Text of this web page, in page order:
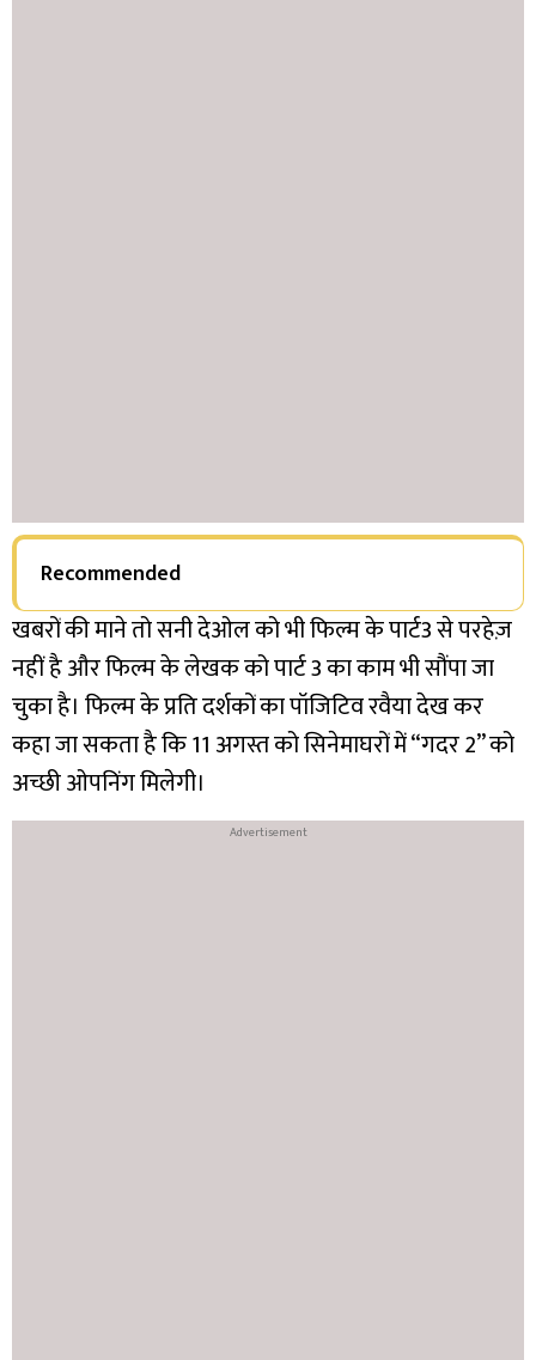
Recommended
खबरों की माने तो सनी देओल को भी फिल्म के पार्ट3 से परहेज़
नहीं है और फिल्म के लेखक को पार्ट 3 का काम भी सौंपा जा
चुका है। फिल्म के प्रति दर्शकों का पॉजिटिव रवैया देख कर
कहा जा सकता है कि 11 अगस्त को सिनेमाघरों में “गदर 2” को
अच्छी ओपनिंग मिलेगी।